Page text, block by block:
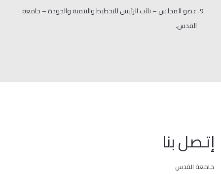
عضو المجلس – نائب الرئيس للتخطيط والتنمية والجودة – جامعة
القدس.
إتـصل بنا
جامعة القدس